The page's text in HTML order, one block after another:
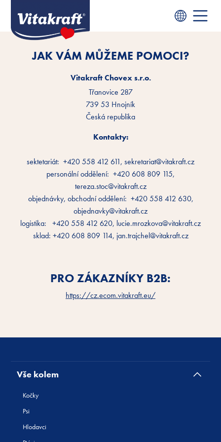
JAK VÁM MŮŽEME POMOCI?
Vitakraft Chovex s.r.o.
Třanovice 287
739 53 Hnojník
Česká republika
Kontakty:
sektetariát: +420 558 412 611, sekretariat@vitakraft.cz
personální oddělení: +420 608 809 115,
tereza.stoc@vitakraft.cz
objednávky, obchodní oddělení: +420 558 412 630,
objednavky@vitakraft.cz
logistika: +420 558 412 620, lucie.mrozkova@vitakraft.cz
sklad: +420 608 809 114, jan.trajchel@vitakraft.cz
PRO ZÁKAZNÍKY B2B:
https://cz.ecom.vitakraft.eu/
Vše kolem
Kočky
Psi
Hlodavci